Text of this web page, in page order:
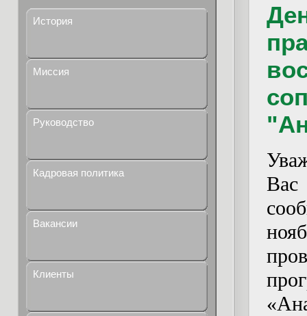
История
Миссия
Руководство
Кадровая политика
Вакансии
Клиенты